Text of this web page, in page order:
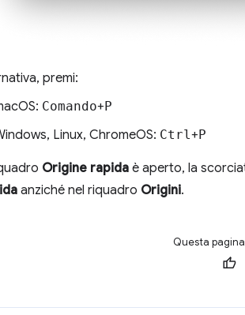
premi:
Comando+P
Linux, ChromeOS: Ctrl+P
Origine rapida è aperto, la
anziché nel riquadro Origini.
Questa